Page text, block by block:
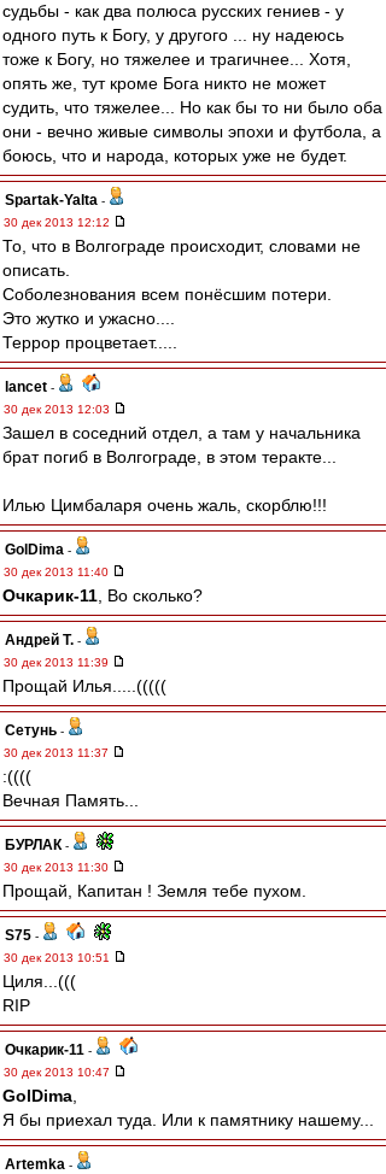
судьбы - как два полюса русских гениев - у
одного путь к Богу, у другого ... ну надеюсь
тоже к Богу, но тяжелее и трагичнее... Хотя,
опять же, тут кроме Бога никто не может
судить, что тяжелее... Но как бы то ни было оба
они - вечно живые символы эпохи и футбола, а
боюсь, что и народа, которых уже не будет.
Spartak-Yalta -
30 дек 2013 12:12
То, что в Волгограде происходит, словами не
описать.
Соболезнования всем понёсшим потери.
Это жутко и ужасно....
Террор процветает.....
lancet -
30 дек 2013 12:03
Зашел в соседний отдел, а там у начальника
брат погиб в Волгограде, в этом теракте...
Илью Цимбаларя очень жаль, скорблю!!!
GolDima -
30 дек 2013 11:40
Очкарик-11 , Во сколько?
Андрей Т. -
30 дек 2013 11:39
Прощай Илья.....(((((
Сетунь -
30 дек 2013 11:37
:((((
Вечная Память...
БУРЛАК -
30 дек 2013 11:30
Прощай, Капитан ! Земля тебе пухом.
S75 -
30 дек 2013 10:51
Циля...(((
RIP
Очкарик-11 -
30 дек 2013 10:47
GolDima
Я бы приехал туда. Или к памятнику нашему...
Artemka -